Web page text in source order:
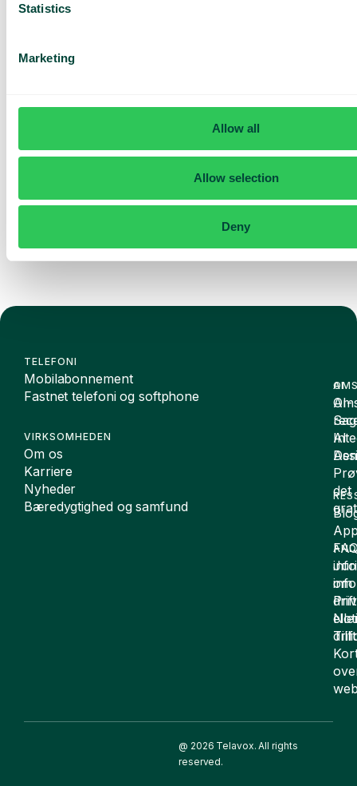
Statistics
Marketing
Allow all
Allow selection
Deny
for dig og dit team
Noticeog accepterer
opdateringer fra Telavox.
TELEFONI
Mobilabonnement
Fastnet telefoni og softphone
VIRKSOMHEDEN
Om os
Karriere
Nyheder
Bæredygtighed og samfund
om
drift
AI
AI-
AI
det
@ 2026 Telavox. All rights
reserved.